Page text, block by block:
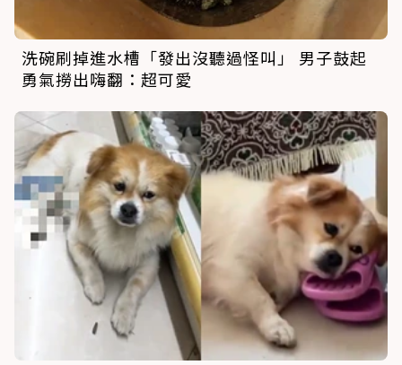
洗碗刷掉進水槽「發出沒聽過怪叫」 男子鼓起
勇氣撈出嗨翻：超可愛